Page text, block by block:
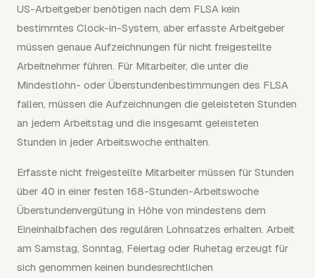
US-Arbeitgeber benötigen nach dem FLSA kein
bestimmtes Clock-in-System, aber erfasste Arbeitgeber
müssen genaue Aufzeichnungen für nicht freigestellte
Arbeitnehmer führen. Für Mitarbeiter, die unter die
Mindestlohn- oder Überstundenbestimmungen des FLSA
fallen, müssen die Aufzeichnungen die geleisteten Stunden
an jedem Arbeitstag und die insgesamt geleisteten
Stunden in jeder Arbeitswoche enthalten.
Erfasste nicht freigestellte Mitarbeiter müssen für Stunden
über 40 in einer festen 168-Stunden-Arbeitswoche
Überstundenvergütung in Höhe von mindestens dem
Eineinhalbfachen des regulären Lohnsatzes erhalten. Arbeit
am Samstag, Sonntag, Feiertag oder Ruhetag erzeugt für
sich genommen keinen bundesrechtlichen